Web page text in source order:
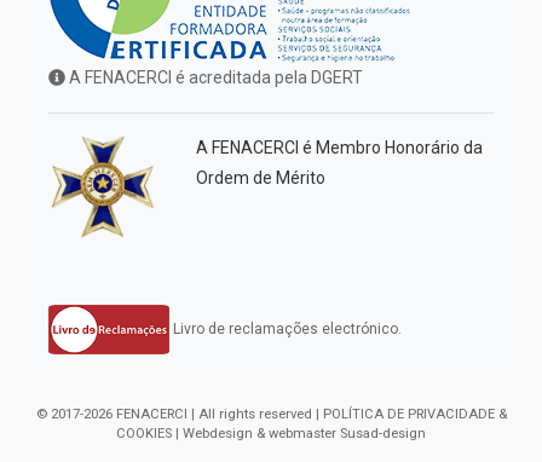
A FENACERCI é acreditada pela DGERT
A FENACERCI é Membro Honorário da
Ordem de Mérito
Livro de reclamações electrónico.
© 2017-2026 FENACERCI | All rights reserved | POLÍTICA DE PRIVACIDADE &
COOKIES | Webdesign & webmaster Susad-design